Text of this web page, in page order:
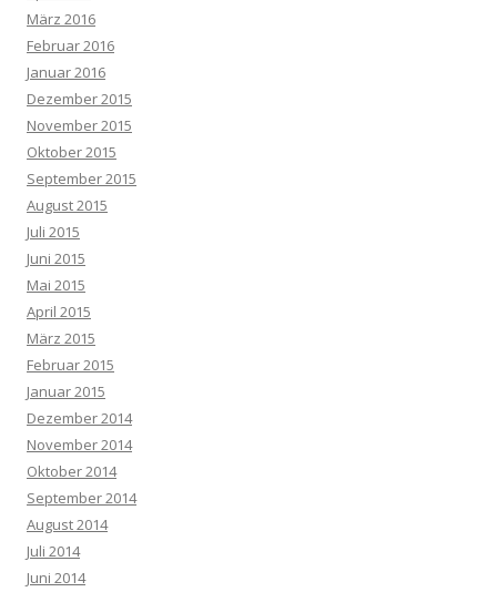
März 2016
Februar 2016
Januar 2016
Dezember 2015
November 2015
Oktober 2015
September 2015
August 2015
Juli 2015
Juni 2015
Mai 2015
April 2015
März 2015
Februar 2015
Januar 2015
Dezember 2014
November 2014
Oktober 2014
September 2014
August 2014
Juli 2014
Juni 2014